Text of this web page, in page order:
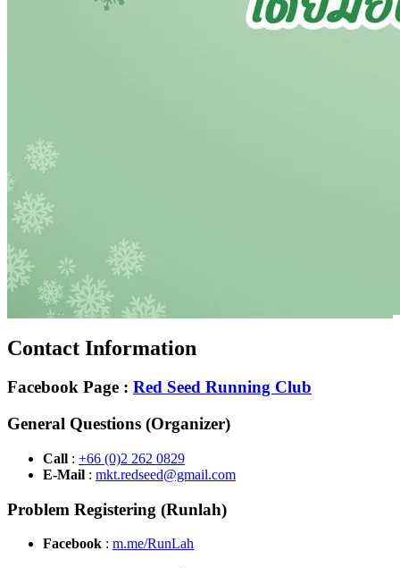
Contact Information
Facebook Page : Red Seed Running Club
General Questions (Organizer)
Call : +66 (0)2 262 0829
E-Mail : mkt.redseed@gmail.com
Problem Registering (Runlah)
Facebook : m.me/RunLah